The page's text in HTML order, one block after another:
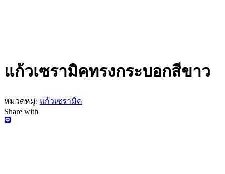
แก้วเซรามิคทรงกระบอกสีขาว
หมวดหมู่: แก้วเซรามิค
Share with